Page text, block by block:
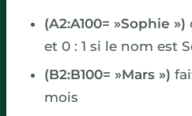
(A2:A100= »Sophie »)
et 0 : 1 si le nom est
(B2:B100= »Mars »)
mois